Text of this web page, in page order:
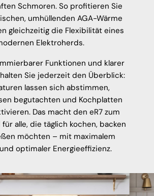
Schmoren. So profitieren Sie
umhüllenden AGA-Wärme
gleichzeitig die Flexibilität eines
Elektroherds.
Funktionen und klarer
Sie jederzeit den Überblick:
lassen sich abstimmen,
begutachten und Kochplatten
Das macht den eR7 zum
alle, die täglich kochen, backen
möchten – mit maximalem
optimaler Energieeffizienz.